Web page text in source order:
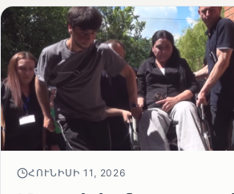
ՀՈՒՆԻՍԻ 11, 2026